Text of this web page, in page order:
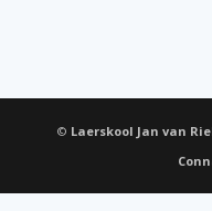
© Laerskool Jan van